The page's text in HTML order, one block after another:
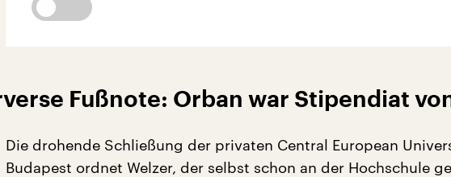
Fußnote: Orban war Stipendiat
Die drohende Schließung der privaten Central European
Budapest ordnet Welzer, der selbst schon an der Hochschule